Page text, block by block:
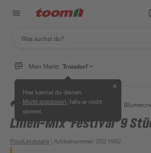
Mein Markt: Troisdorf
Hier kannst du deinen
Markt anpassen , falls er nicht
stimmt.
✕
/ Garten & Freizeit / Pflanzen
Lilien-Mix 'Festival' 9
Produktdetails | Artikelnummer: 2021962